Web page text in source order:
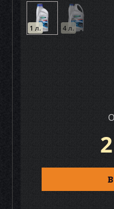
1 л. 4 л.